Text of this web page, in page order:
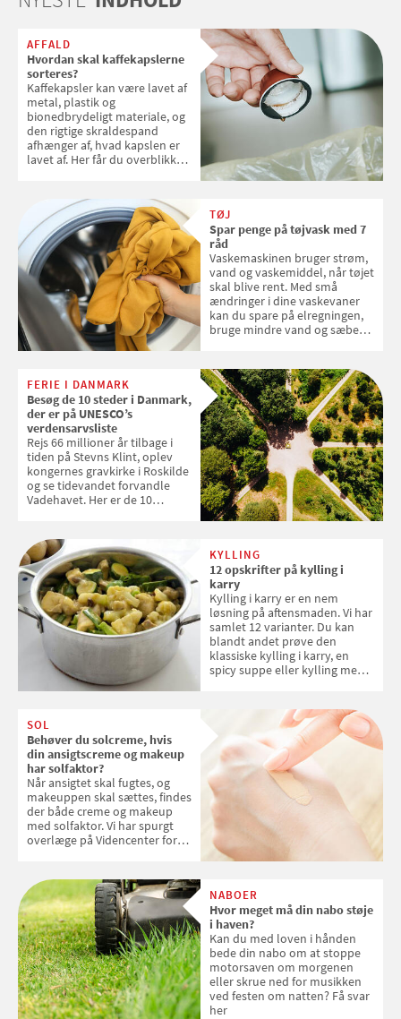
AFFALD
Hvordan skal kaffekapslerne
sorteres?
Kaffekapsler kan være lavet af
metal, plastik og
bionedbrydeligt materiale, og
den rigtige skraldespand
afhænger af, hvad kapslen er
lavet af. Her får du overblikket
TØJ
Spar penge på tøjvask med 7
råd
Vaskemaskinen bruger strøm,
vand og vaskemiddel, når tøjet
skal blive rent. Med små
ændringer i dine vaskevaner
kan du spare på elregningen,
bruge mindre vand og sæbe
enkle råd til at spare penge på
tøjvasken
FERIE I DANMARK
Besøg de 10 steder i Danmark,
der er på UNESCO’s
verdensarvsliste
Rejs 66 millioner år tilbage i
tiden på Stevns Klint, oplev
kongernes gravkirke i Roskilde
og se tidevandet forvandle
Vadehavet. Her er de 10
KYLLING
12 opskrifter på kylling i
karry
Kylling i karry er en nem
løsning på aftensmaden. Vi har
samlet 12 varianter. Du kan
blandt andet prøve den
klassiske kylling i karry, en
spicy suppe eller kylling med
SOL
Behøver du solcreme, hvis
din ansigtscreme og makeup
har solfaktor?
Når ansigtet skal fugtes, og
makeuppen skal sættes, findes
der både creme og makeup
med solfaktor. Vi har spurgt
overlæge på Videncenter for
med SPF kan erstatte
solcreme, når man bevæger
sig ud i solen
NABOER
Hvor meget må din nabo støje
i haven?
Kan du med loven i hånden
bede din nabo om at stoppe
motorsaven om morgenen
eller skrue ned for musikken
ved festen om natten? Få svar
her